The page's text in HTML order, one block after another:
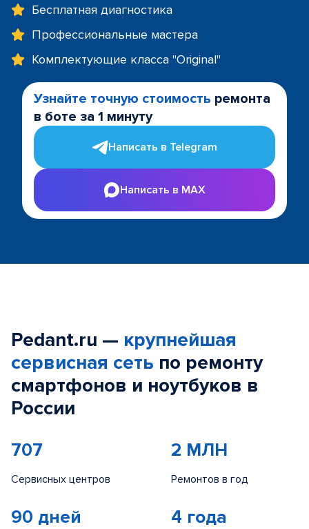
Бесплатная диагностика
Профессиональные мастера
Комплектующие класса "Original"
Узнайте точную стоимость ремонта
в боте за 1 минуту
Написать в Telegram
Написать в MAX
Pedant.ru — крупнейшая
сервисная сеть по ремонту
смартфонов и ноутбуков в
России
707
Сервисных центров
2 МЛН
Ремонтов в год
90 дней 4 года